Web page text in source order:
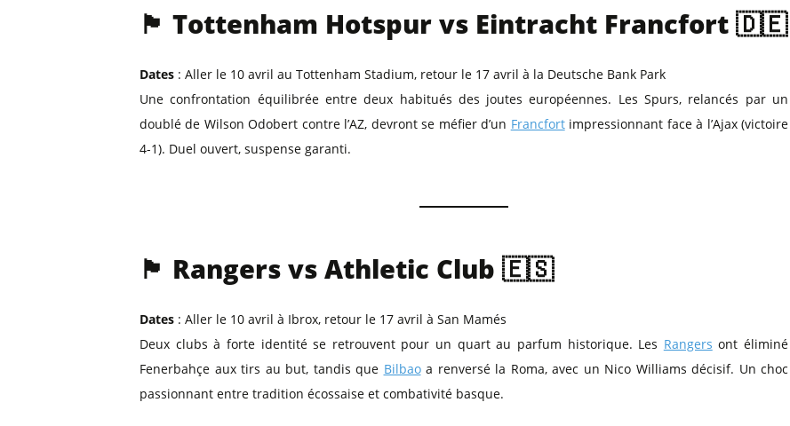
🏴 Tottenham Hotspur vs Eintracht Francfort 🇩🇪
Dates : Aller le 10 avril au Tottenham Stadium, retour le 17 avril à la Deutsche Bank Park
Une confrontation équilibrée entre deux habitués des joutes européennes. Les Spurs, relancés par un
doublé de Wilson Odobert contre l’AZ, devront se méfier d’un Francfortimpressionnant face à l’Ajax (victoire
4-1). Duel ouvert, suspense garanti.
🏴 Rangers vs Athletic Club 🇪🇸
Dates : Aller le 10 avril à Ibrox, retour le 17 avril à San Mamés
Deux clubs à forte identité se retrouvent pour un quart au parfum historique. Les Rangers ont éliminé
Fenerbahçe aux tirs au but, tandis que Bilbaoa renversé la Roma, avec un Nico Williams décisif. Un choc
passionnant entre tradition écossaise et combativité basque.